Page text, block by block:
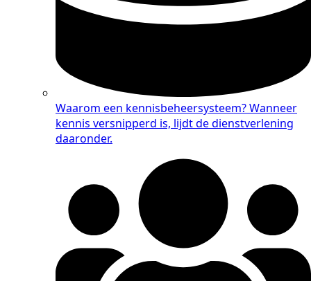
Waarom een kennisbeheersysteem?Wanneer
kennis versnipperd is, lijdt de dienstverlening
daaronder.